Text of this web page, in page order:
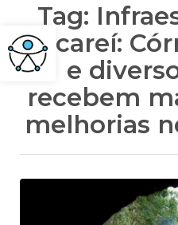
Tag:
Jacareí:
e
recebem
melhorias